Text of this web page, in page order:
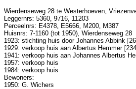
Wierdenseweg 28 te Westerhoeven,
Leggernrs: 5360, 9716, 11203
Perceelnrs: E4378, E5666, M200, M387
Huisnrs: 7-1160 (tot 1950), Wierdenseweg 28
1923: stichting huis door Johannes Abbink
1929: verkoop huis aan Albertus Hemmer
1941: verkoop huis aan Johannes Albertus
1957: verkoop huis
1984: verkoop huis
Bewoners:
1950: G. Wichers